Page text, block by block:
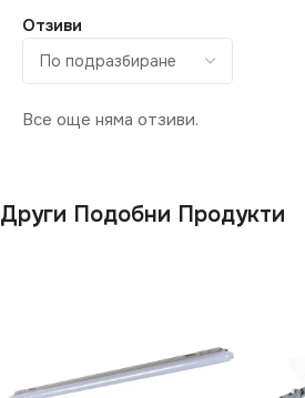
за Гараж,за Коридор
Магазин,за Офис,за
Отзиви
Все още няма отзиви.
Други Подобни Продукти